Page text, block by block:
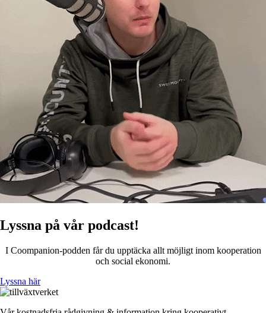
Lyssna på vår podcast!
I Coompanion-podden får du upptäcka allt möjligt inom kooperation
och social ekonomi.
Lyssna här